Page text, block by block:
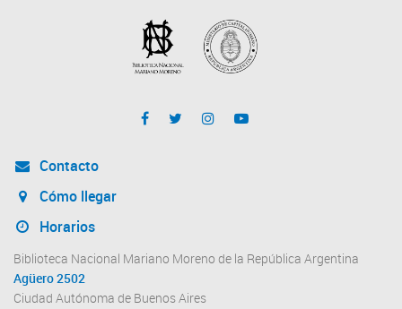
Contacto
Cómo llegar
Horarios
Biblioteca Nacional Mariano Moreno de la República Argentina
Agüero 2502
Ciudad Autónoma de Buenos Aires